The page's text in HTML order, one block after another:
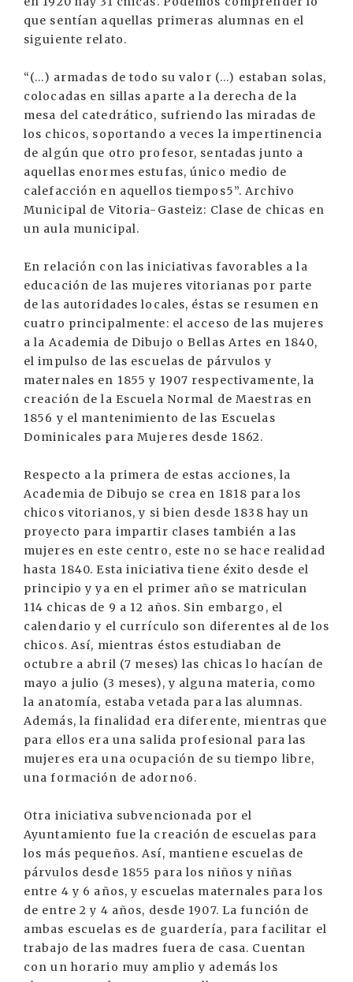
que sentían aquellas primeras alumnas en el
siguiente relato.
“(...) armadas de todo su valor (...) estaban solas,
colocadas en sillas aparte a la derecha de la
mesa del catedrático, sufriendo las miradas de
los chicos, soportando a veces la impertinencia
de algún que otro profesor, sentadas junto a
aquellas enormes estufas, único medio de
calefacción en aquellos tiempos5”. Archivo
Municipal de Vitoria-Gasteiz: Clase de chicas en
un aula municipal.
En relación con las iniciativas favorables a la
educación de las mujeres vitorianas por parte
de las autoridades locales, éstas se resumen en
cuatro principalmente: el acceso de las mujeres
a la Academia de Dibujo o Bellas Artes en 1840,
el impulso de las escuelas de párvulos y
maternales en 1855 y 1907 respectivamente, la
creación de la Escuela Normal de Maestras en
1856 y el mantenimiento de las Escuelas
Dominicales para Mujeres desde 1862.
Respecto a la primera de estas acciones, la
Academia de Dibujo se crea en 1818 para los
chicos vitorianos, y si bien desde 1838 hay un
proyecto para impartir clases también a las
mujeres en este centro, este no se hace realidad
hasta 1840. Esta iniciativa tiene éxito desde el
principio y ya en el primer año se matriculan
114 chicas de 9 a 12 años. Sin embargo, el
calendario y el currículo son diferentes al de los
chicos. Así, mientras éstos estudiaban de
octubre a abril (7 meses) las chicas lo hacían de
mayo a julio (3 meses), y alguna materia, como
la anatomía, estaba vetada para las alumnas.
Además, la finalidad era diferente, mientras que
para ellos era una salida profesional para las
mujeres era una ocupación de su tiempo libre,
una formación de adorno6.
Otra iniciativa subvencionada por el
Ayuntamiento fue la creación de escuelas para
los más pequeños. Así, mantiene escuelas de
párvulos desde 1855 para los niños y niñas
entre 4 y 6 años, y escuelas maternales para los
de entre 2 y 4 años, desde 1907. La función de
ambas escuelas es de guardería, para facilitar el
trabajo de las madres fuera de casa. Cuentan
con un horario muy amplio y además los